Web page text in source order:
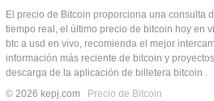
El precio de Bitcoin proporciona una consulta
tiempo real, el último precio de bitcoin hoy en
btc a usd en vivo, recomienda el mejor
información más reciente de bitcoin y
descarga de la aplicación de billetera bitcoin .
© 2026 kepj.com Precio de Bitcoin